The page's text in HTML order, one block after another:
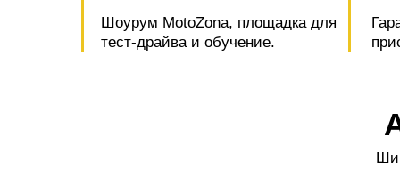
Шоурум MotoZona, площадка для
тест-драйва и обучение.